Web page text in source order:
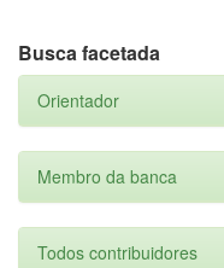
Busca facetada
Orientador
Membro da banca
Todos contribuidores